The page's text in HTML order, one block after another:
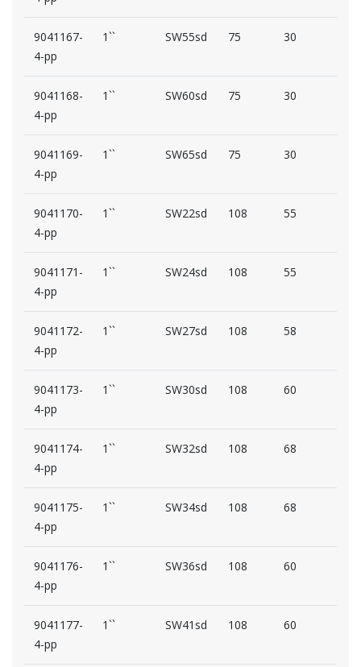
9041167-
4-pp
1`` SW55sd 75 30
9041168-
4-pp
1`` SW60sd 75 30
9041169-
4-pp
1`` SW65sd 75 30
9041170-
4-pp
1`` SW22sd 108 55
9041171-
4-pp
1`` SW24sd 108 55
9041172-
4-pp
1`` SW27sd 108 58
9041173-
4-pp
1`` SW30sd 108 60
9041174-
4-pp
1`` SW32sd 108 68
9041175-
4-pp
1`` SW34sd 108 68
9041176-
4-pp
1`` SW36sd 108 60
9041177-
4-pp
1`` SW41sd 108 60